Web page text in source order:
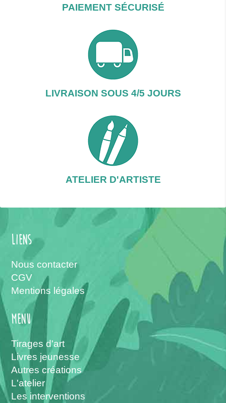
PAIEMENT SÉCURISÉ
LIVRAISON SOUS 4/5 JOURS
ATELIER D'ARTISTE
Liens
Nous contacter
CGV
Mentions légales
menu
Tirages d'art
Livres jeunesse
Autres créations
L'atelier
Les interventions